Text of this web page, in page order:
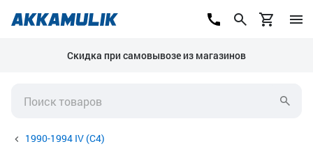
Скидка при самовывозе из магазинов
1990-1994 IV (C4)